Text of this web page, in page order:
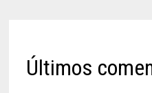
Últimos